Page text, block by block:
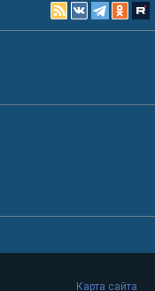
Карта сайта